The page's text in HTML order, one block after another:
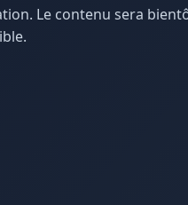
Le contenu sera